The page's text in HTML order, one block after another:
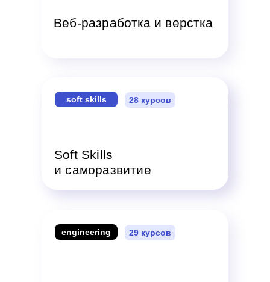
Веб-разработка и верстка
Курсы по программам 1C
1C 9 курсов
Soft Skills
и саморазвитие
soft skills 28 курсов
engineering 29 курсов